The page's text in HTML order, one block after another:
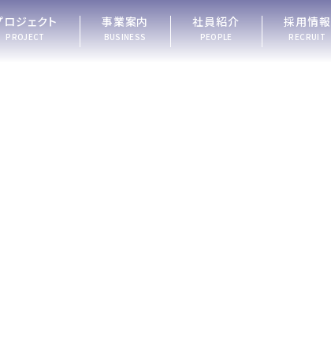
ロジェクト
PROJECT
事業案内
BUSINESS
社員紹介
PEOPLE
採用情報
RECRUIT